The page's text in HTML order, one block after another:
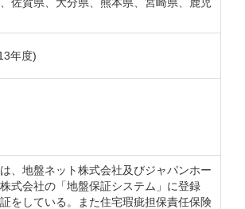
年度)
、地盤ネット株式会社及びジャパンホー
式会社の「地盤保証システム」に登録
をしている。また住宅瑕疵担保責任保険